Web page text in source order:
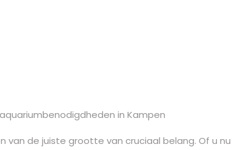
in Kampen
van de juiste grootte van cruciaal belang. Of u nu